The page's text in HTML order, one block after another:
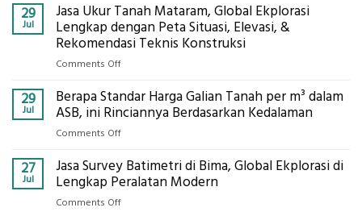
Solusi
Pemetaan
Presisi
Cara
Mendapatkan
Posisi
Industri
Migas
di
Berikut
Kualifikasi
29
Jul
Jasa Ukur Tanah Mataram, Global Ekplorasi
Lengkap dengan Peta Situasi, Elevasi, &
Rekomendasi Teknis Konstruksi
Comments Offon
Ukur
Tanah
Lengkap
dengan
Peta
29
Jul
Berapa Standar Harga Galian Tanah per m³ dalam
ASB, ini Rinciannya Berdasarkan Kedalaman
Comments Offon
Standar
Harga
27
Jul
Jasa Survey Batimetri di Bima, Global Ekplorasi di
Lengkap Peralatan Modern
Comments Offon